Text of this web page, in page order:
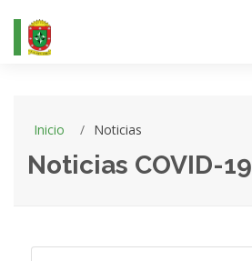
Inicio Noticias
Noticias COVID-19